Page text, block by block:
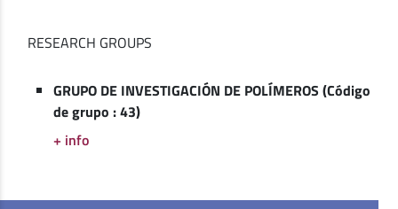
RESEARCH GROUPS
GRUPO DE INVESTIGACIÓN DE POLÍMEROS (Código
de grupo : 43)
+ info